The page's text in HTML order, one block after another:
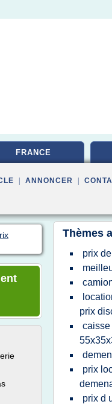
FRANCE
ANNONCER
Thèmes
prix
prix
prix
prix d